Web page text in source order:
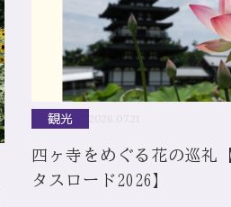
観光
四ヶ寺をめぐる花の巡礼
タスロード2026】